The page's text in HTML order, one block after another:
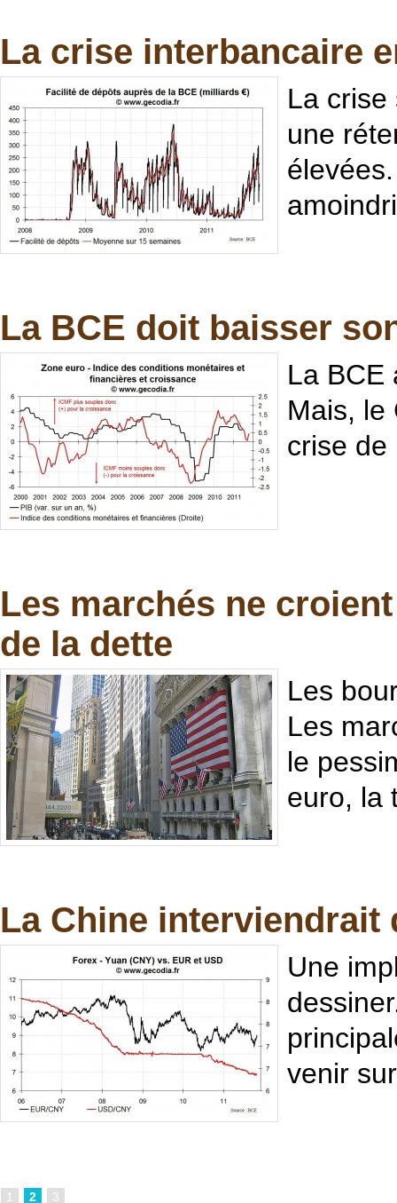
La crise interbancaire
La crise
une
La BCE doit baisser
La BCE
Mais, le
crise de
Les marchés ne
de la dette
Les
Les
le
euro, la
La Chine interviendrait
Une
venir
1 2 3